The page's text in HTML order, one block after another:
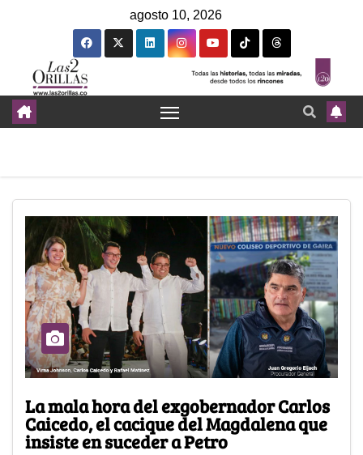
agosto 10, 2026
La mala hora del exgobernador Carlos
Caicedo, el cacique del Magdalena que
insiste en suceder a Petro